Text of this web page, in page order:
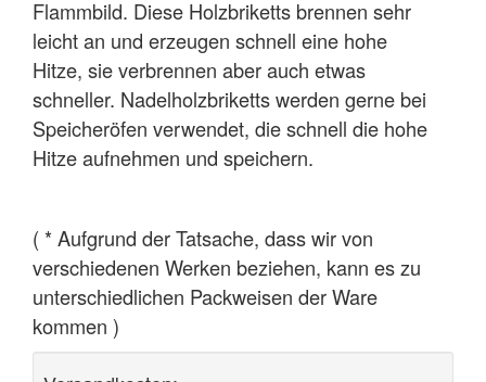
Flammbild. Diese Holzbriketts brennen sehr
leicht an und erzeugen schnell eine hohe
Hitze, sie verbrennen aber auch etwas
schneller. Nadelholzbriketts werden gerne bei
Speicheröfen verwendet, die schnell die hohe
Hitze aufnehmen und speichern.
( * Aufgrund der Tatsache, dass wir von
verschiedenen Werken beziehen, kann es zu
unterschiedlichen Packweisen der Ware
kommen )